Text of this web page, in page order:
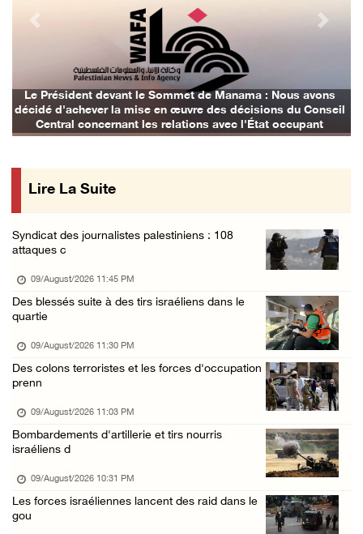
09/August/2026 02:36 PM
Les autorités d’occupation reconnaissent le ...
09/August/2026 02:08 PM
Les colons déracinent des dizaines d’arbres ...
09/August/2026 01:45 PM
Des cultures endommagées après le pâturage d ...
Gaza : le bilan de la guerre atteint 73.386 ...
Le Président Abbas rend hommage à Diab Al-Lo ...
09/August/2026 10:54 AM
Les forces israéliennes s’emparent d’une mai ...
09/August/2026 10:44 AM
Malgré le cessez-le-feu, Gaza toujours sous ...
Des soldats israéliens ouvrent le feu sur un ...
Le Président devant le Sommet de Manama : Nous avons
décidé d'achever la mise en œuvre des décisions du Conseil
Central concernant les relations avec l'État occupant
Previous Next
Lire La Suite
Syndicat des journalistes palestiniens : 108
attaques c
09/August/2026 11:45 PM
Des blessés suite à des tirs israéliens dans le
quartie
09/August/2026 11:30 PM
Des colons terroristes et les forces d'occupation
prenn
09/August/2026 11:03 PM
Bombardements d'artillerie et tirs nourris
israéliens d
09/August/2026 10:31 PM
Les forces israéliennes lancent des raid dans le
gou